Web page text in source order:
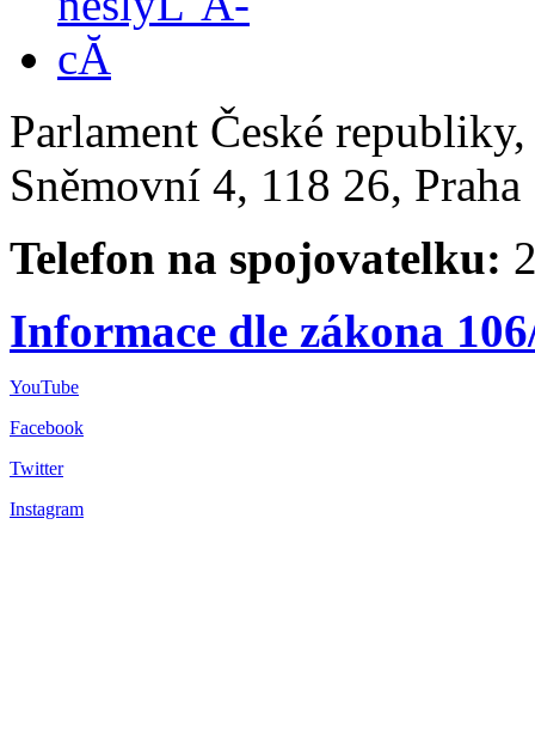
Parlament České
Sněmovní 4, 118 26,
Telefon na spojovatelku:
Informace dle zákona
YouTube
Facebook
Twitter
Instagram